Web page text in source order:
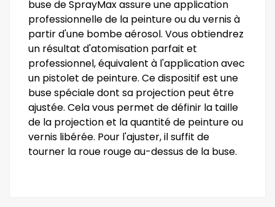
buse de SprayMax assure une application
professionnelle de la peinture ou du vernis à
partir d'une bombe aérosol. Vous obtiendrez
un résultat d'atomisation parfait et
professionnel, équivalent à l'application avec
un pistolet de peinture. Ce dispositif est une
buse spéciale dont sa projection peut être
ajustée. Cela vous permet de définir la taille
de la projection et la quantité de peinture ou
vernis libérée. Pour l'ajuster, il suffit de
tourner la roue rouge au-dessus de la buse.